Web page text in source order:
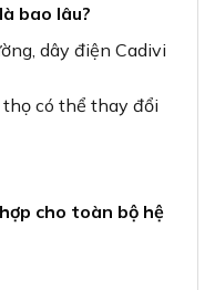
bao lâu?
dây điện Cadivi
có thể thay đổi
cho toàn bộ hệ